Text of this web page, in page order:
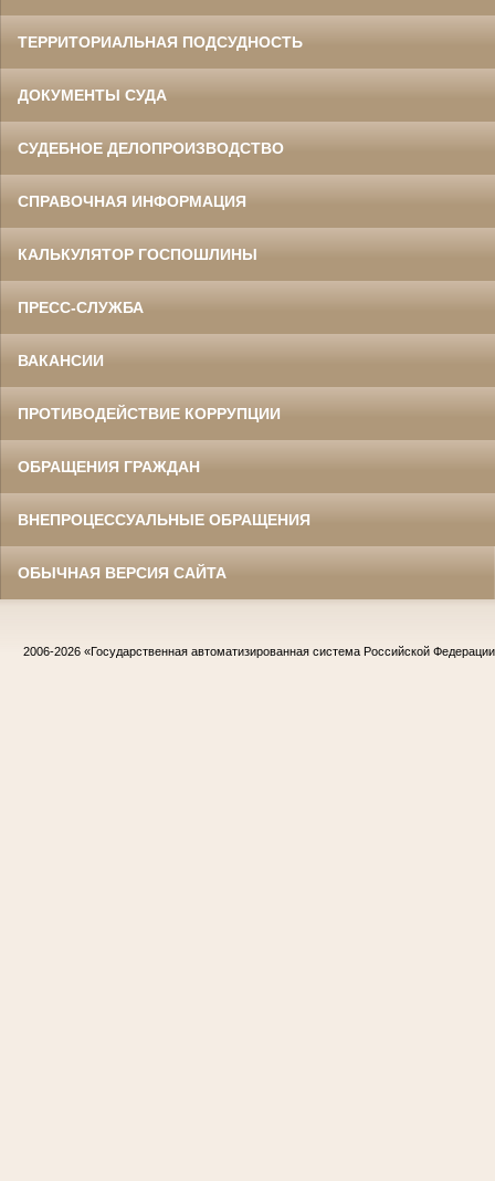
ТЕРРИТОРИАЛЬНАЯ ПОДСУДНОСТЬ
ДОКУМЕНТЫ СУДА
СУДЕБНОЕ ДЕЛОПРОИЗВОДСТВО
СПРАВОЧНАЯ ИНФОРМАЦИЯ
КАЛЬКУЛЯТОР ГОСПОШЛИНЫ
ПРЕСС-СЛУЖБА
ВАКАНСИИ
ПРОТИВОДЕЙСТВИЕ КОРРУПЦИИ
ОБРАЩЕНИЯ ГРАЖДАН
ВНЕПРОЦЕССУАЛЬНЫЕ ОБРАЩЕНИЯ
ОБЫЧНАЯ ВЕРСИЯ САЙТА
2006-2026 «Государственная автоматизированная система Российской